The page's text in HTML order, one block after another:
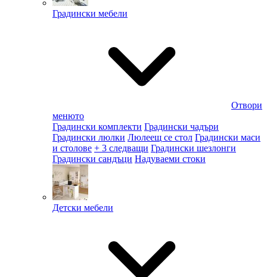
Градински мебели
Отвори
менюто
Градински комплекти Градински чадъри
Градински люлки Люлеещ се стол Градински маси
и столове + 3 следващи Градински шезлонги
Градински сандъци Надуваеми стоки
Детски мебели